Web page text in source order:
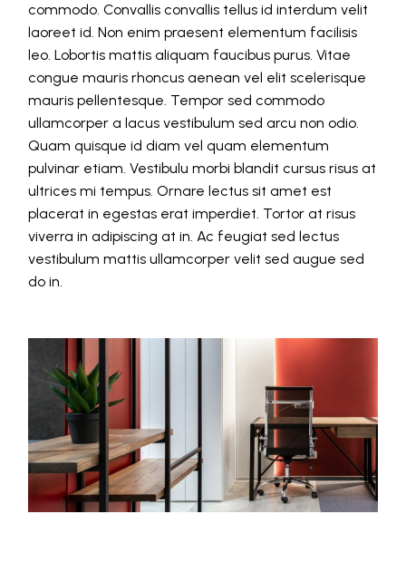
commodo. Convallis convallis tellus id interdum velit
laoreet id. Non enim praesent elementum facilisis
leo. Lobortis mattis aliquam faucibus purus. Vitae
congue mauris rhoncus aenean vel elit scelerisque
mauris pellentesque. Tempor sed commodo
ullamcorper a lacus vestibulum sed arcu non odio.
Quam quisque id diam vel quam elementum
pulvinar etiam. Vestibulu morbi blandit cursus risus at
ultrices mi tempus. Ornare lectus sit amet est
placerat in egestas erat imperdiet. Tortor at risus
viverra in adipiscing at in. Ac feugiat sed lectus
vestibulum mattis ullamcorper velit sed augue sed
do in.